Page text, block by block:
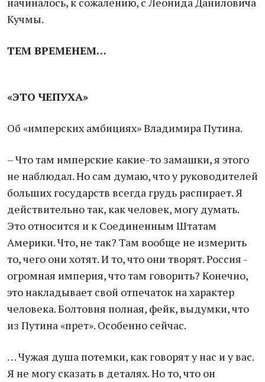
Кучмы.
ТЕМ ВРЕМЕНЕМ…
«ЭТО ЧЕПУХА»
Об «имперских амбициях» Владимира Путина.
– Что там имперские какие-то замашки, я этого
не наблюдал. Но сам думаю, что у руководителей
больших государств всегда грудь распирает. Я
действительно так, как человек, могу думать.
Это относится и к Соединенным Штатам
Америки. Что, не так? Там вообще не измерить
то, чего они хотят. И то, что они творят. Россия -
огромная империя, что там говорить? Конечно,
это накладывает свой отпечаток на характер
человека. Болтовня полная, фейк, выдумки, что
из Путина «прет». Особенно сейчас.
… Чужая душа потемки, как говорят у нас и у вас.
Я не могу сказать в деталях. Но то, что он